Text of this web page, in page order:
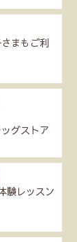
まもご利
グストア
験レッスン